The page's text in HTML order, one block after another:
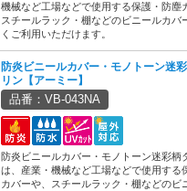
機械など工場などで使用する保護・防塵
スチールラック・棚などのビニールカバ
くご利用いただけます。
防炎ビニールカバー・モノトーン迷
リン【アーミー】
品番：VB-043NA
防炎ビニールカバー・モノトーン迷彩柄
は、産業・機械など工場などで使用する
カバーや、スチールラック・棚などのビ